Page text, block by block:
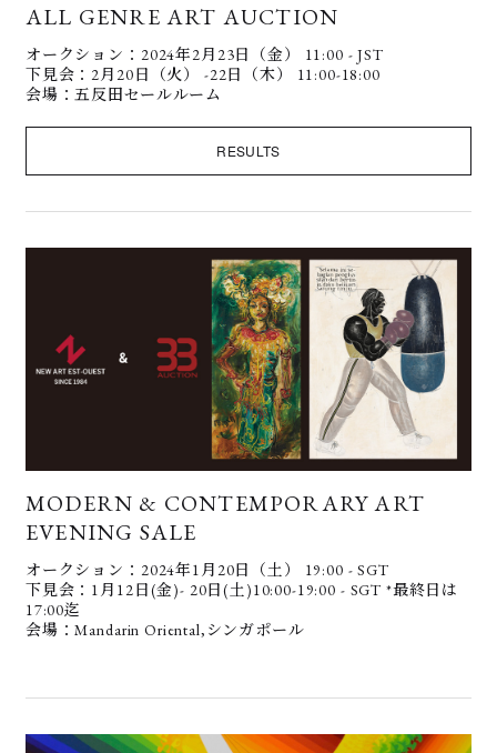
ALL GENRE ART AUCTION
オークション：2024年2月23日（金） 11:00 - JST
下見会：2月20日（火） -22日（木） 11:00-18:00
会場：五反田セールルーム
RESULTS
MODERN & CONTEMPORARY ART
EVENING SALE
オークション：2024年1月20日（土） 19:00 - SGT
下見会：1月12日(金)- 20日(土)10:00-19:00 - SGT *最終日は
17:00迄
会場：Mandarin Oriental,シンガポール